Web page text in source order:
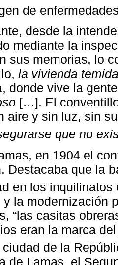
de
desde la
mediante la
sus memorias, lo
la vivienda temida
donde vive la
[…]. El
aire y sin luz, sin
que no
en 1904 el
Destacaba que la
en los inquilinatos
y la modernización
“las casitas
eran la marca
de la
de Lamas, el